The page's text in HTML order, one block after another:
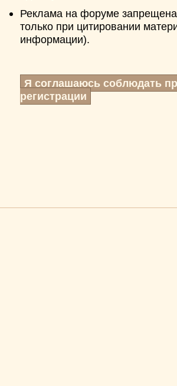
Реклама на форуме
только при цитировании
информации).
Я соглашаюсь соблюдать
регистрации